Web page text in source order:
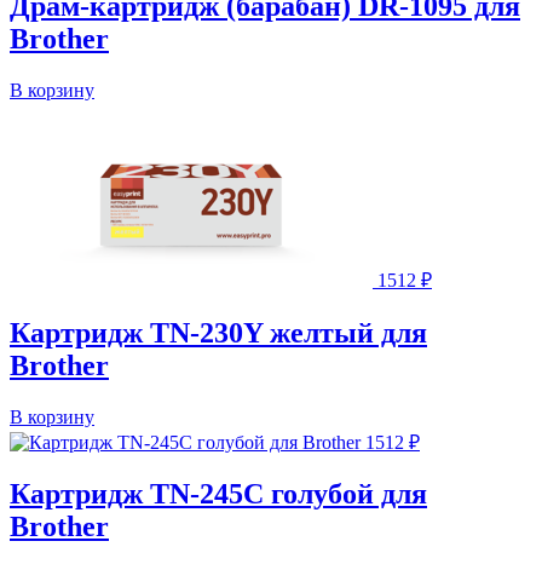
Brother
В корзину
1512 ₽
Картридж TN-230Y желтый для
Brother
В корзину
1512 ₽
Картридж TN-245C голубой для
Brother